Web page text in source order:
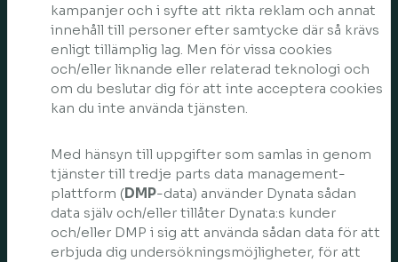
kampanjer och i syfte att rikta reklam och annat
innehåll till personer efter samtycke där så krävs
enligt tillämplig lag. Men för vissa cookies
och/eller liknande eller relaterad teknologi och
om du beslutar dig för att inte acceptera cookies
kan du inte använda tjänsten.
Med hänsyn till uppgifter som samlas in genom
tjänster till tredje parts data management-
plattform (DMP-data) använder Dynata sådan
data själv och/eller tillåter Dynata:s kunder
och/eller DMP i sig att använda sådan data för att
erbjuda dig undersökningsmöjligheter, för att